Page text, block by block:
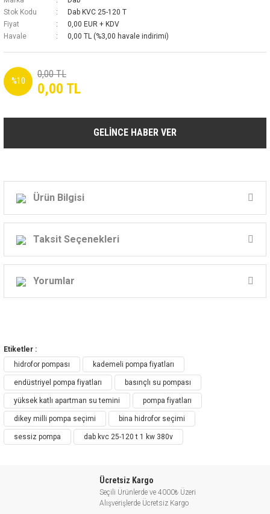
Stok Kodu
Dab KVC 25-120 T
Fiyat
0,00 EUR + KDV
Havale
0,00 TL (%3,00 havale indirimi)
%10
0,00 TL
0,00 TL
GELİNCE HABER VER
Ürün Bilgisi
DAB KVC Serisi
DİK MİLLİ SANTRİFÜJ
POMPALAR
Endüstriyel Uygulamalar İçin
Profesyonel Çözüm
Yüksek Verim
Taksit Seçenekleri
Yorumlar
Yorum Yaz
Etiketler :
hidrofor pompası
kademeli pompa fiyatları
endüstriyel pompa fiyatları basınçlı su pompası
yüksek katlı apartman su temini pompa fiyatları
dikey milli pompa seçimi bina hidrofor seçimi
sessiz pompa dab kvc 25-120 t 1 kw 380v
Ücretsiz Kargo
Seçili Ürünlerde ve 4000₺ Üzeri
Alışverişlerde Ücretsiz Kargo